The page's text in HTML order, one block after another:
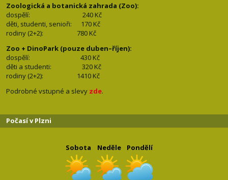
Zoologická a botanická zahrada (Zoo):
dospělí:
240 Kč
děti, studenti, senioři: 170 Kč
rodiny (2+2): 780 Kč
Zoo + DinoPark (pouze duben–říjen):
dospělí: 430 Kč
děti a studenti: 320 Kč
rodiny (2+2): 1410 Kč
Podrobné vstupné a slevy zde.
Počasí v Plzni
Sobota Neděle Pondělí